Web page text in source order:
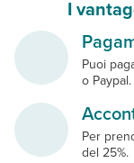
I
Puoi
o Paypal.
Per
del 25%.